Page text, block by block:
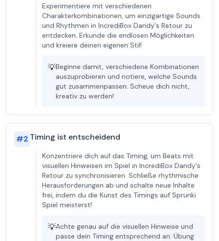
Experimentiere mit verschiedenen
Charakterkombinationen, um einzigartige Sounds
und Rhythmen in IncrediBox Dandy's Retour zu
entdecken. Erkunde die endlosen Möglichkeiten
und kreiere deinen eigenen Stil!
💡Beginne damit, verschiedene Kombinationen
auszuprobieren und notiere, welche Sounds
gut zusammenpassen. Scheue dich nicht,
kreativ zu werden!
#2 Timing ist entscheidend
Konzentriere dich auf das Timing, um Beats mit
visuellen Hinweisen im Spiel in IncrediBox Dandy's
Retour zu synchronisieren. Schließe rhythmische
Herausforderungen ab und schalte neue Inhalte
frei, indem du die Kunst des Timings auf Sprunki
Spiel meisterst!
💡Achte genau auf die visuellen Hinweise und
passe dein Timing entsprechend an. Übung